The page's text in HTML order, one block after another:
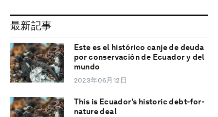
最新記事
Este es el histórico canje de deuda
por conservación de Ecuador y del
mundo
2023年06月12日
This is Ecuador's historic debt-for-
nature deal